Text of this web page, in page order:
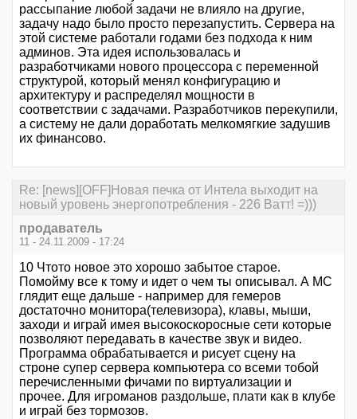
рассыпание любой задачи не влияло на другие,
задачу надо было просто перезапустить. Сервера на
этой системе работали годами без подхода к ним
админов. Эта идея использовалась и
разработчиками нового процессора с переменной
структурой, который менял конфигурацию и
архитектуру и распределял мощности в
соответствии с задачами. Разработчиков перекупили,
а систему не дали доработать мелкомягкие задушив
их финансово.
Re: [news][OFF]Новая печка от Интела выходит на
новый уровень энергопотребления - 226 Ватт! =)))
продаватель
11 - 24.11.2009 - 17:24
10 Чтото новое это хорошо забытое старое.
Помойму все к тому и идет о чем ты описывал. А МС
глядит еще дальше - например для гемеров
достаточно монитора(телевизора), клавы, мыши,
заходи и играй имея высокоскоросные сети которые
позволяют передавать в качестве звук и видео.
Программа обрабатывается и рисует сцену на
строне супер сервера компьютера со всеми тобой
перечисленными фичами по виртуализации и
прочее. Для игроманов раздольше, плати как в клубе
и играй без тормозов.